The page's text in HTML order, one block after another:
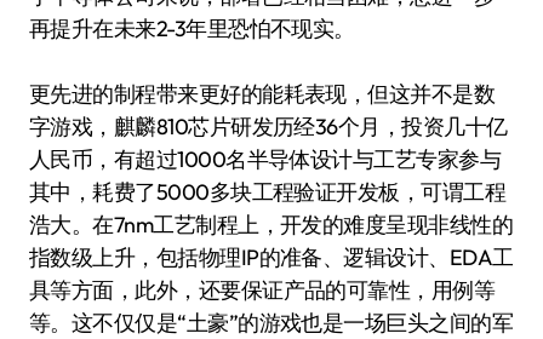
再提升在未来2-3年里恐怕不现实。
更先进的制程带来更好的能耗表现，但这并不是数
字游戏，麒麟810芯片研发历经36个月，投资几十亿
人民币，有超过1000名半导体设计与工艺专家参与
其中，耗费了5000多块工程验证开发板，可谓工程
浩大。在7nm工艺制程上，开发的难度呈现非线性的
指数级上升，包括物理IP的准备、逻辑设计、EDA工
具等方面，此外，还要保证产品的可靠性，用例等
等。这不仅仅是“土豪”的游戏也是一场巨头之间的军